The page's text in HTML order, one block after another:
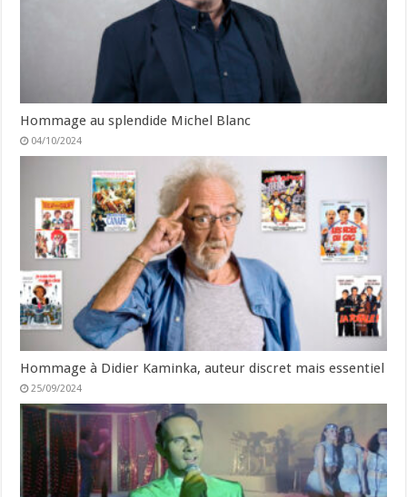
Hommage au splendide Michel Blanc
04/10/2024
Hommage à Didier Kaminka, auteur discret mais essentiel
25/09/2024